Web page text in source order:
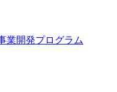
業開発プログラム